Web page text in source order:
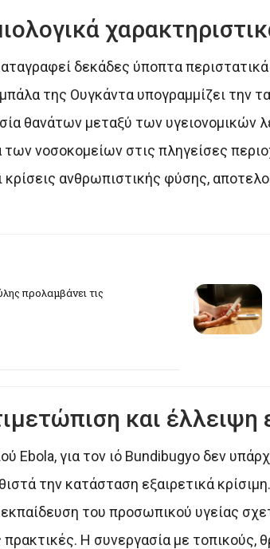
δεκάδες ύποπτα
της Ουγκάντα υπογραμμίζει την
θανάτων μεταξύ των υγειονομικών
των νοσοκομείων στις πληγείσες
κρίσεις ανθρωπιστικής φύσης,
προλαμβάνει τις
και έλλειψη
Ebola, για τον ιό Bundibugyo δεν
την κατάσταση εξαιρετικά
του προσωπικού υγείας
Η συνεργασία με τοπικούς,